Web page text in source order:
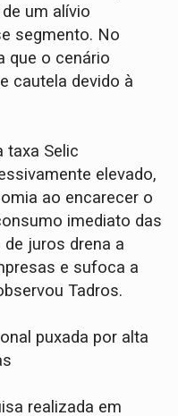
um alívio
segmento. No
que o cenário
cautela devido à
taxa Selic
elevado,
ao encarecer o
imediato das
juros drena a
e sufoca a
Tadros.
puxada por alta
realizada em